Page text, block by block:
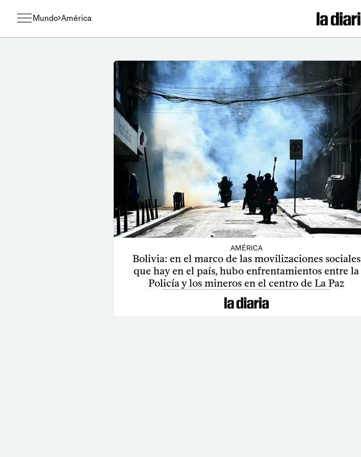
Mundo América
AMÉRICA
Bolivia: en el marco de las movilizaciones sociales
que hay en el país, hubo enfrentamientos entre la
Policía y los mineros en el centro de La Paz